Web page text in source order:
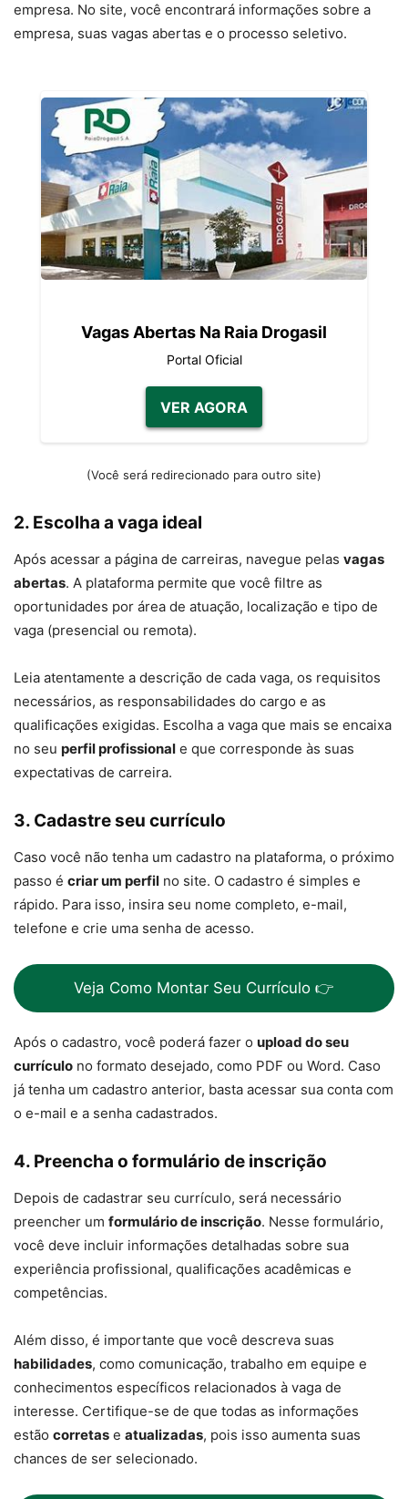
empresa. No site, você encontrará informações sobre a
empresa, suas vagas abertas e o processo seletivo.
Vagas Abertas Na Raia Drogasil
Portal Oficial
VER AGORA
(Você será redirecionado para outro site)
2. Escolha a vaga ideal
Após acessar a página de carreiras, navegue pelas vagas
abertas. A plataforma permite que você filtre as
oportunidades por área de atuação, localização e tipo de
vaga (presencial ou remota).
Leia atentamente a descrição de cada vaga, os requisitos
necessários, as responsabilidades do cargo e as
qualificações exigidas. Escolha a vaga que mais se encaixa
no seu perfil profissional e que corresponde às suas
expectativas de carreira.
3. Cadastre seu currículo
Caso você não tenha um cadastro na plataforma, o próximo
passo é criar um perfil no site. O cadastro é simples e
rápido. Para isso, insira seu nome completo, e-mail,
telefone e crie uma senha de acesso.
Veja Como Montar Seu Currículo 👉
Após o cadastro, você poderá fazer o upload do seu
currículo no formato desejado, como PDF ou Word. Caso
já tenha um cadastro anterior, basta acessar sua conta com
o e-mail e a senha cadastrados.
4. Preencha o formulário de inscrição
Depois de cadastrar seu currículo, será necessário
preencher um formulário de inscrição. Nesse formulário,
você deve incluir informações detalhadas sobre sua
experiência profissional, qualificações acadêmicas e
competências.
Além disso, é importante que você descreva suas
habilidades, como comunicação, trabalho em equipe e
conhecimentos específicos relacionados à vaga de
interesse. Certifique-se de que todas as informações
estão corretas e atualizadas, pois isso aumenta suas
chances de ser selecionado.